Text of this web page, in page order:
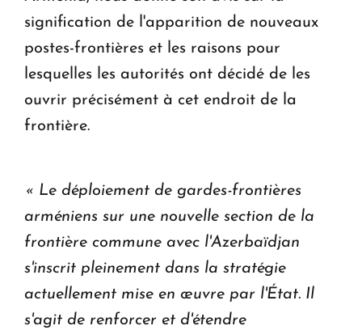
signification de l'apparition de nouveaux
postes-frontières et les raisons pour
lesquelles les autorités ont décidé de les
ouvrir précisément à cet endroit de la
frontière.
« Le déploiement de gardes-frontières
arméniens sur une nouvelle section de la
frontière commune avec l'Azerbaïdjan
s'inscrit pleinement dans la stratégie
actuellement mise en œuvre par l'État. Il
s'agit de renforcer et d'étendre